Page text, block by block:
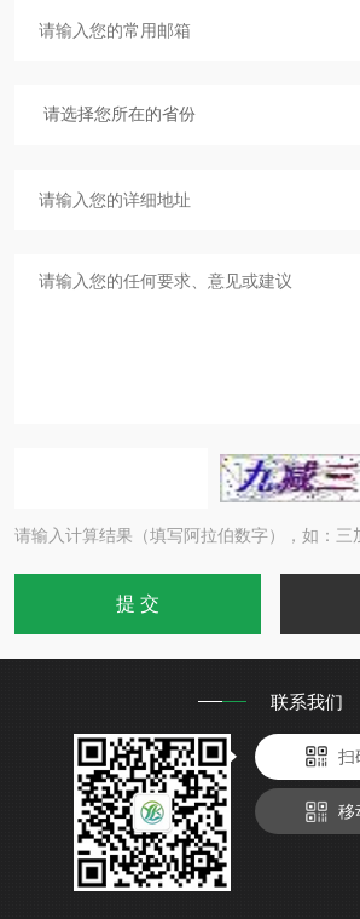
请输入计算结果（填写阿拉伯数字），如：三
联系我们
扫
移